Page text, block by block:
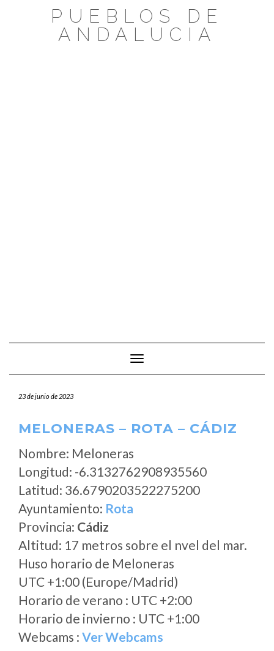
PUEBLOS DE
ANDALUCIA
Cambiar modo de navegación
23 de junio de 2023
MELONERAS – ROTA – CÁDIZ
Nombre: Meloneras
Longitud: -6.3132762908935560
Latitud: 36.6790203522275200
Ayuntamiento: Rota
Provincia: Cádiz
Altitud: 17 metros sobre el nvel del mar.
Huso horario de Meloneras
UTC +1:00 (Europe/Madrid)
Horario de verano : UTC +2:00
Horario de invierno : UTC +1:00
Webcams : Ver Webcams